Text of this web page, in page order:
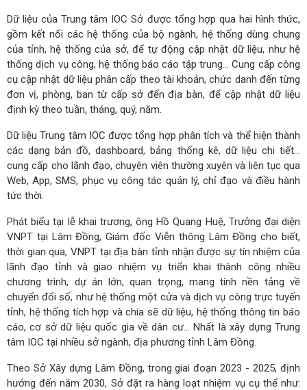
Dữ liệu của Trung tâm IOC Sở được tổng hợp qua hai hình thức,
gồm kết nối các hệ thống của bộ ngành, hệ thống dùng chung
của tỉnh, hệ thống của sở, để tự động cập nhật dữ liệu, như hệ
thống dịch vụ công, hệ thống báo cáo tập trung… Cung cấp công
cụ cập nhật dữ liệu phân cấp theo tài khoản, chức danh đến từng
đơn vị, phòng, ban từ cấp sở đến địa bàn, để cập nhật dữ liệu
định kỳ theo tuần, tháng, quý, năm.
Dữ liệu Trung tâm IOC được tổng hợp phân tích và thể hiện thành
các dạng bản đồ, dashboard, bảng thống kê, dữ liệu chi tiết…
cung cấp cho lãnh đạo, chuyên viên thường xuyên và liên tục qua
Web, App, SMS, phục vụ công tác quản lý, chỉ đạo và điều hành
tức thời.
Phát biểu tại lễ khai trương, ông Hồ Quang Huệ, Trưởng đại diện
VNPT tại Lâm Đồng, Giám đốc Viễn thông Lâm Đồng cho biết,
thời gian qua, VNPT tại địa bàn tỉnh nhận được sự tín nhiệm của
lãnh đạo tỉnh và giao nhiệm vụ triển khai thành công nhiều
chương trình, dự án lớn, quan trọng, mang tính nền tảng về
chuyển đổi số, như hệ thống một cửa và dịch vụ công trực tuyến
tỉnh, hệ thống tích hợp và chia sẽ dữ liệu, hệ thống thông tin báo
cáo, cơ sở dữ liệu quốc gia về dân cư... Nhất là xây dựng Trung
tâm IOC tại nhiều sở ngành, địa phương tỉnh Lâm Đồng.
Theo Sở Xây dựng Lâm Đồng, trong giai đoạn 2023 - 2025, định
hướng đến năm 2030, Sở đặt ra hàng loạt nhiệm vụ cụ thể như: